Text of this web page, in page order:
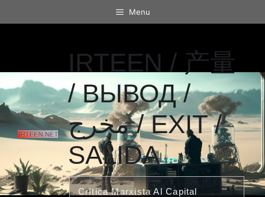
al
Menu
IRTEEN / 产量
/ ВЫВОД /
مخرج / EXIT /
SALIDA
Crítica Marxista Al Capital